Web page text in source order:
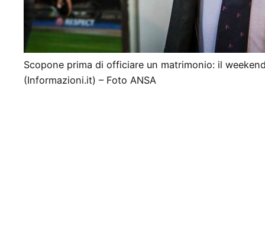
Scopone prima di officiare un matrimonio: il
(Informazioni.it) – Foto ANSA